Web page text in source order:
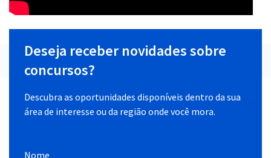
Deseja receber novidades sobre
concursos?
Descubra as oportunidades disponíveis dentro da sua
área de interesse ou da região onde você mora.
Nome